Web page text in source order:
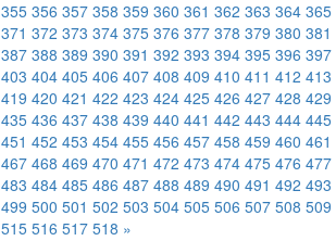
355 356 357 358 359 360 361 362 363 364 365
371 372 373 374 375 376 377 378 379 380 381
387 388 389 390 391 392 393 394 395 396 397
403 404 405 406 407 408 409 410 411 412 413
419 420 421 422 423 424 425 426 427 428 429
435 436 437 438 439 440 441 442 443 444 445
451 452 453 454 455 456 457 458 459 460 461
467 468 469 470 471 472 473 474 475 476 477
483 484 485 486 487 488 489 490 491 492 493
499 500 501 502 503 504 505 506 507 508 509
515 516 517 518 »